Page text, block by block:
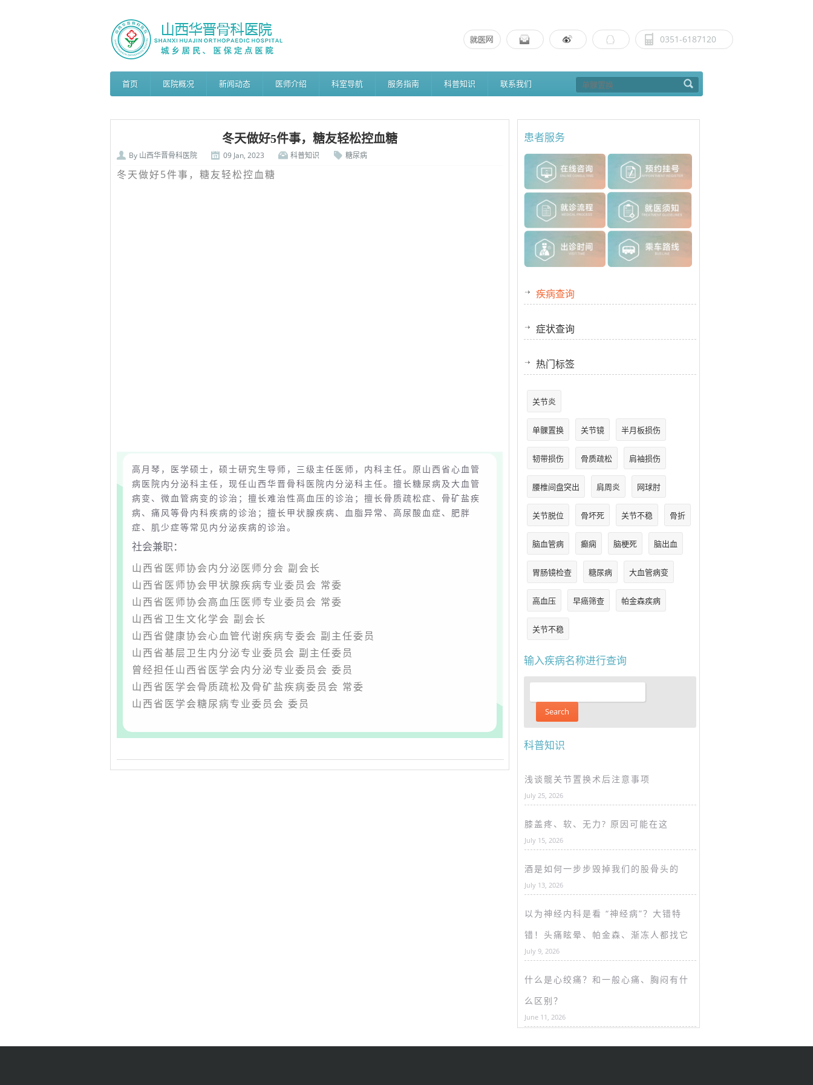
0351-6187120
首页 医院概况 新闻动态 医师介绍 科室导航 服务指南 科普知识 联系我们
冬天做好5件事，糖友轻松控血糖
By 山西华晋骨科医院 09 Jan, 2023 科普知识 糖尿病
冬天做好5件事，糖友轻松控血糖
高月琴，医学硕士，硕士研究生导师，三级主任医师，内科主任。原山西省心血管
病医院内分泌科主任，现任山西华晋骨科医院内分泌科主任。擅长糖尿病及大血管
病变、微血管病变的诊治；擅长难治性高血压的诊治；擅长骨质疏松症、骨矿盐疾
病、痛风等骨内科疾病的诊治；擅长甲状腺疾病、血脂异常、高尿酸血症、肥胖
症、肌少症等常见内分泌疾病的诊治。
社会兼职：
山西省医师协会内分泌医师分会 副会长
山西省医师协会甲状腺疾病专业委员会 常委
山西省医师协会高血压医师专业委员会 常委
山西省卫生文化学会 副会长
山西省健康协会心血管代谢疾病专委会 副主任委员
山西省基层卫生内分泌专业委员会 副主任委员
曾经担任山西省医学会内分泌专业委员会 委员
山西省医学会骨质疏松及骨矿盐疾病委员会 常委
山西省医学会糖尿病专业委员会 委员
患者服务
疾病查询
症状查询
热门标签
关节炎
单髁置换 关节镜 半月板损伤
韧带损伤 骨质疏松 肩袖损伤
腰椎间盘突出 肩周炎 网球肘
关节脱位 骨坏死 关节不稳 骨折
脑血管病 癫痫 脑梗死 脑出血
胃肠镜检查 糖尿病 大血管病变
高血压 早癌筛查 帕金森疾病
关节不稳
输入疾病名称进行查询
科普知识
浅谈髋关节置换术后注意事项
July 25, 2026
膝盖疼、软、无力? 原因可能在这
July 15, 2026
酒是如何一步步毁掉我们的股骨头的
July 13, 2026
以为神经内科是看 “神经病”？大错特
错！头痛眩晕、帕金森、渐冻人都找它
July 9, 2026
什么是心绞痛？和一般心痛、胸闷有什
么区别？
June 11, 2026